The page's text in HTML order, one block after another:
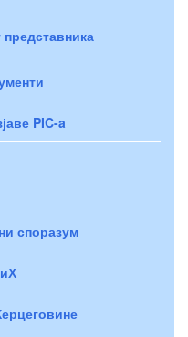
представника
PIC-a
споразум